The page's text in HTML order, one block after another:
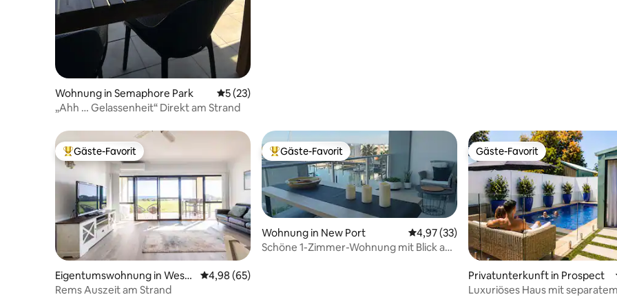
Wohnung in Semaphore Park Durchschnittliche Bewertung: 5 von 5, 23 Bewertungen
5 (23)
„Ahh … Gelassenheit“ Direkt am Strand
Beliebter Gäste-Favorit.
Gäste-Favorit
Eigentumswohnung in West
Lakes Shore
Durchschnittliche Bewertung: 4,98 von 5, 65 Bewertungen
4,98 (65)
Rems Auszeit am Strand
Beliebter Gäste-Favorit.
Gäste-Favorit
Wohnung in New Port Durchschnittliche Bewertung: 4,97 von 5,
4,97 (33)
Schöne 1-Zimmer-Wohnung mit Blick auf
Gäste-Favorit
Gäste-Favorit
Privatunterkunft in Prospect
Luxuriöses Haus mit separatem